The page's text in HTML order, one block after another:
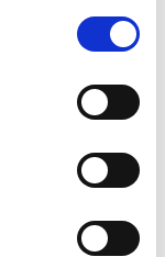
nutzen.
Produkten